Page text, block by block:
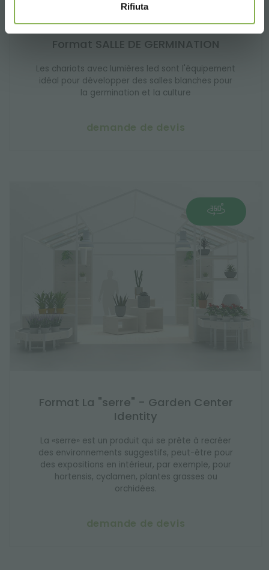
Rifiuta
Format SALLE DE GERMINATION
Les chariots avec lumières led sont l'équipement
idéal pour développer des salles blanches pour
la germination et la culture
demande de devis
Format La "serre" - Garden Center
Identity
La «serre» est un produit qui se prête à recréer
des environnements suggestifs, peut-être pour
des expositions en intérieur, par exemple, pour
hortensis, cyclamen, plantes grasses ou
orchidées.
demande de devis